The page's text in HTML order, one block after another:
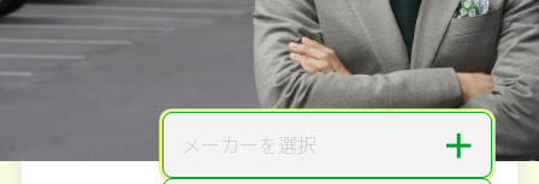
電話か出張か、高い方の査定を提案。
だから高価買取!
無料で カンタンWeb査定
ご依頼いただいたお車を丁寧に査定いたします
メーカーを選択 ＋